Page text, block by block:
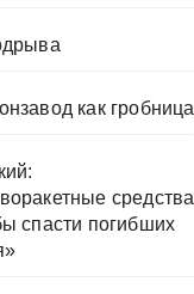
как гробница
средства
спасти погибших